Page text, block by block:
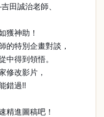
田誠治老師、
獲神助！
的特別企畫對談，
中得到領悟。
修改影片，
錯過!!
精進圖稿吧！